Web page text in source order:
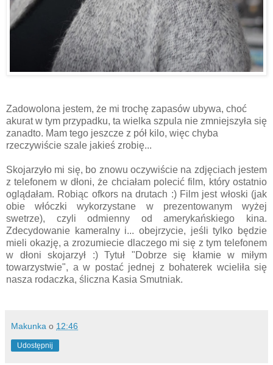
Zadowolona jestem, że mi trochę zapasów ubywa, choć
akurat w tym przypadku, ta wielka szpula nie zmniejszyła się
zanadto. Mam tego jeszcze z pół kilo, więc chyba
rzeczywiście szale jakieś zrobię...
Skojarzyło mi się, bo znowu oczywiście na zdjęciach jestem
z telefonem w dłoni, że chciałam polecić film, który ostatnio
oglądałam. Robiąc ofkors na drutach :) Film jest włoski (jak
obie włóczki wykorzystane w prezentowanym wyżej
swetrze), czyli odmienny od amerykańskiego kina.
Zdecydowanie kameralny i... obejrzycie, jeśli tylko będzie
mieli okazję, a zrozumiecie dlaczego mi się z tym telefonem
w dłoni skojarzył :) Tytuł "Dobrze się kłamie w miłym
towarzystwie", a w postać jednej z bohaterek wcieliła się
nasza rodaczka, śliczna Kasia Smutniak.
Makunka o 12:46
Udostępnij